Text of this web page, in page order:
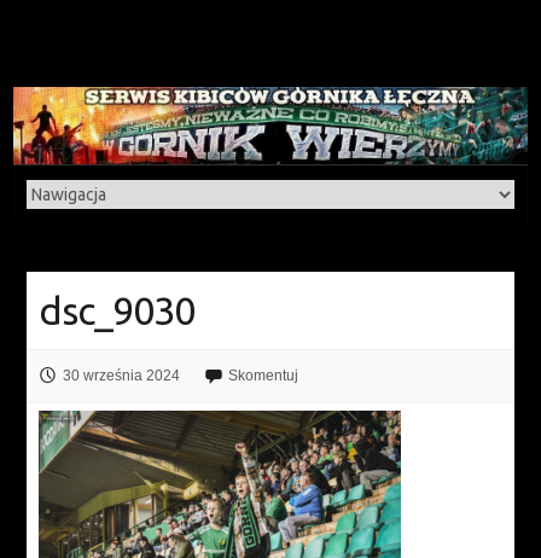
dsc_9030
30 września 2024 Skomentuj